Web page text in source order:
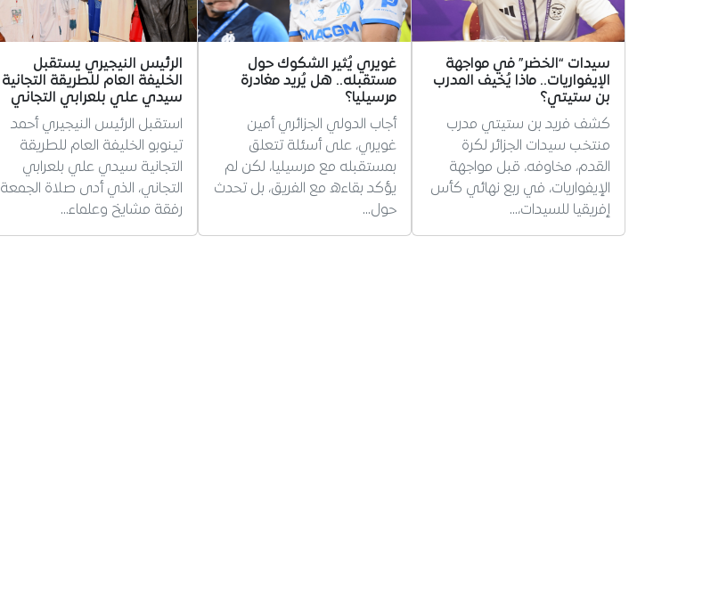
سيدات “الخضر” في مواجهة
الإيفواريات.. ماذا يُخيف المدرب
بن ستيتي؟
كشف فريد بن ستيتي مدرب
منتخب سيدات الجزائر لكرة
القدم، مخاوفه، قبل مواجهة
الإيفواريات، في ربع نهائي كأس
إفريقيا للسيدات،…
غويري يُثير الشكوك حول
مستقبله.. هل يُريد مغادرة
مرسيليا؟
أجاب الدولي الجزائري أمين
غويري، على أسئلة تتعلق
بمستقبله مع مرسيليا، لكن لم
يؤكد بقاءه مع الفريق، بل تحدث
حول…
الرئيس النيجيري يستقبل
الخليفة العام للطريقة التجانية
سيدي علي بلعرابي التجاني
استقبل الرئيس النيجيري أحمد
تينوبو الخليفة العام للطريقة
التجانية سيدي علي بلعرابي
التجاني، الذي أدى صلاة الجمعة
رفقة مشايخ وعلماء…